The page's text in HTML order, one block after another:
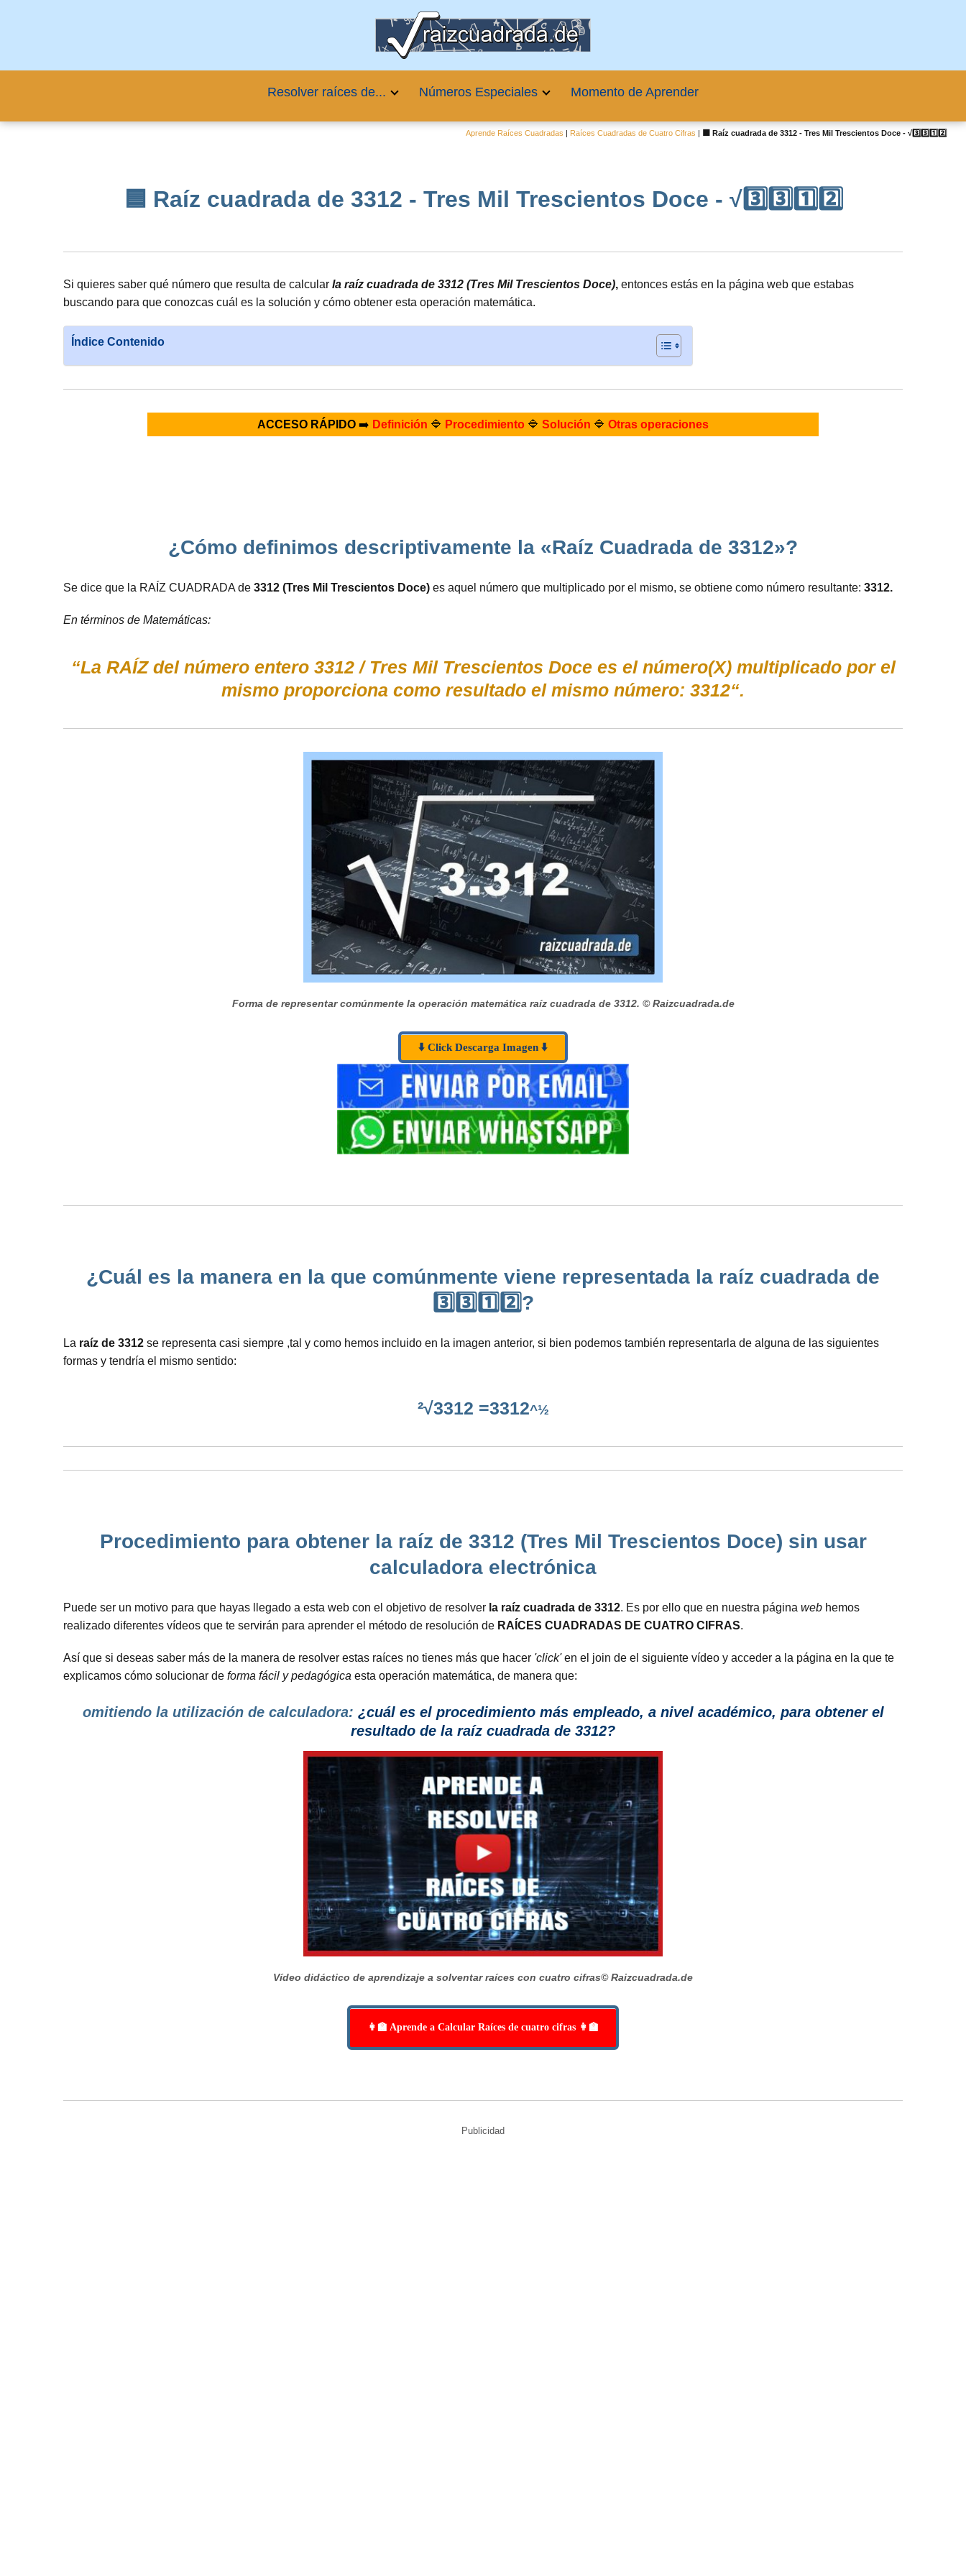
Resolver raíces de... Números Especiales Momento de Aprender
Aprende Raíces Cuadradas | Raíces Cuadradas de Cuatro Cifras | 🟦 Raíz cuadrada de 3312 - Tres Mil Trescientos Doce - √3️⃣3️⃣1️⃣2️⃣
🟦 Raíz cuadrada de 3312 - Tres Mil Trescientos Doce - √3️⃣3️⃣1️⃣2️⃣
Si quieres saber qué número que resulta de calcular la raíz cuadrada de 3312 (Tres Mil Trescientos Doce), entonces estás en la página web que estabas
buscando para que conozcas cuál es la solución y cómo obtener esta operación matemática.
Índice Contenido
ACCESO RÁPIDO➡️ Definición 🔷 Procedimiento🔷 Solución 🔷 Otras operaciones
¿Cómo definimos descriptivamente la «Raíz Cuadrada de 3312»?
Se dice que la RAÍZ CUADRADA de 3312 (Tres Mil Trescientos Doce) es aquel número que multiplicado por el mismo, se obtiene como número resultante: 3312.
En términos de Matemáticas:
“La RAÍZ del número entero 3312 / Tres Mil Trescientos Doce es el número(X) multiplicado por el
mismo proporciona como resultado el mismo número: 3312“.
Forma de representar comúnmente la operación matemática raíz cuadrada de 3312. © Raizcuadrada.de
⬇️ Click Descarga Imagen ⬇️
¿Cuál es la manera en la que comúnmente viene representada la raíz cuadrada de
3️⃣3️⃣1️⃣2️⃣?
La raíz de 3312 se representa casi siempre ,tal y como hemos incluido en la imagen anterior, si bien podemos también representarla de alguna de las siguientes
formas y tendría el mismo sentido:
²√3312 =3312^½
Procedimiento para obtener la raíz de 3312 (Tres Mil Trescientos Doce) sin usar
calculadora electrónica
Puede ser un motivo para que hayas llegado a esta web con el objetivo de resolver la raíz cuadrada de 3312. Es por ello que en nuestra página web hemos
realizado diferentes vídeos que te servirán para aprender el método de resolución de RAÍCES CUADRADAS DE CUATRO CIFRAS.
Así que si deseas saber más de la manera de resolver estas raíces no tienes más que hacer 'click'en el join de el siguiente vídeo y acceder a la página en la que te
explicamos cómo solucionar de forma fácil y pedagógica esta operación matemática, de manera que:
omitiendo la utilización de calculadora: ¿cuál es el procedimiento más empleado, a nivel académico, para obtener el
resultado de la raíz cuadrada de 3312?
Vídeo didáctico de aprendizaje a solventar raíces con cuatro cifras© Raizcuadrada.de
👩‍🏫 Aprende a Calcular Raíces de cuatro cifras 👩‍🏫
Publicidad